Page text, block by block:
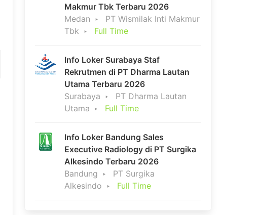
Makmur Tbk Terbaru 2026
Medan
PT Wismilak Inti Makmur
Tbk
Full Time
Info Loker Surabaya Staf
Rekrutmen di PT Dharma Lautan
Utama Terbaru 2026
Surabaya
PT Dharma Lautan
Utama
Full Time
Info Loker Bandung Sales
Executive Radiology di PT Surgika
Alkesindo Terbaru 2026
Bandung
PT Surgika
Alkesindo
Full Time